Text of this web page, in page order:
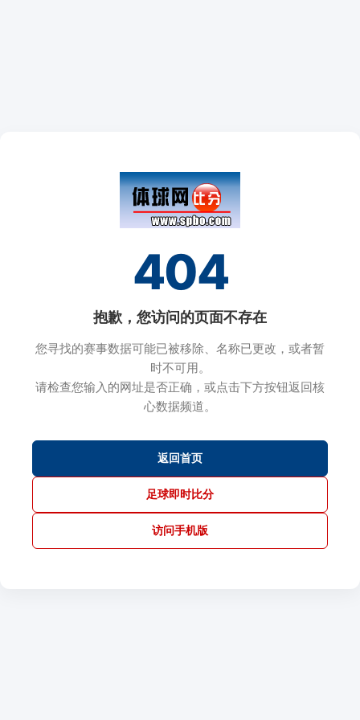
404
抱歉，您访问的页面不存在
您寻找的赛事数据可能已被移除、名称已更改，或者暂
时不可用。
请检查您输入的网址是否正确，或点击下方按钮返回核
心数据频道。
返回首页
足球即时比分
访问手机版